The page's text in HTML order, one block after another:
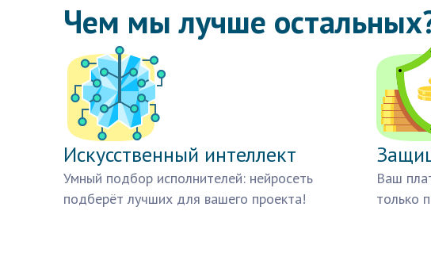
Чем мы лучше
Искусственный интеллект
Умный подбор исполнителей: нейросеть
подберёт лучших для вашего проекта!
Ваш
только